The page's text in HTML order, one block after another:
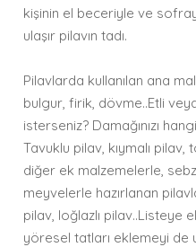
kişinin el beceriyle ve
ulaşır pilavın tadı.
Pilavlarda kullanılan ana
bulgur, firik, dövme..Etli
isterseniz? Damağınızı
Tavuklu pilav, kıymalı pilav,
diğer ek malzemelerle,
meyvelerle hazırlanan
pilav, loğlazlı pilav..Listeye
yöresel tatları eklemeyi de